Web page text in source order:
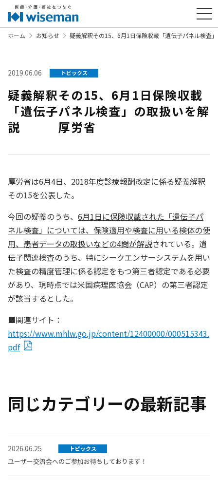
ホーム お知らせ 疑義解釈その15、6月1日保険収載「遺伝子パネル
2019.06.06 トピックス
疑義解釈その15、6月1日保険収載
「遺伝子パネル検査」の取扱いを解
説 厚労省
厚労省は6月4日、2018年度診療報酬改定に係る疑義解釈
その15を公表した。
今回の疑義のうち、 6月1日に保険収載された「遺伝子パ
ネル検査」については、保険適用や検査に用いる検体の使
用、患者データの取扱いなどの4問が解説されている。遺
伝子関連検査のうち、特にシークエンサーシステムを用い
た検査の精度管理に係る認定をもつ第三者認定である必要
があり、現時点では米国病理医協会（CAP）の第三者認定
が該当するとした。
■関連サイト：
https://www.mhlw.go.jp/content/12400000/000515343.
pdf
同じカテゴリーの最新記事
2026.06.25 トピックス
ユーザー交流会へのご参加お待ちしております！